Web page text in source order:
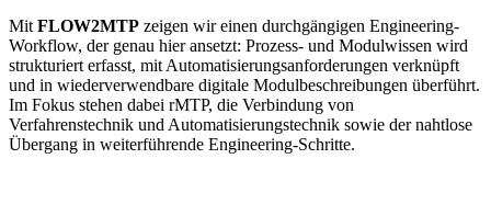
Mit FLOW2MTP zeigen wir einen durchgängigen Engineering-
Workflow, der genau hier ansetzt: Prozess- und Modulwissen wird
strukturiert erfasst, mit Automatisierungsanforderungen verknüpft
und in wiederverwendbare digitale Modulbeschreibungen überführt.
Im Fokus stehen dabei rMTP, die Verbindung von
Verfahrenstechnik und Automatisierungstechnik sowie der nahtlose
Übergang in weiterführende Engineering-Schritte.